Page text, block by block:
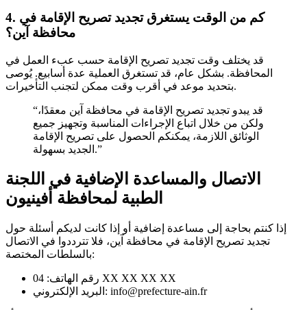
4. كم من الوقت يستغرق تجديد تصريح الإقامة في
محافظة آين؟
قد يختلف وقت تجديد تصريح الإقامة حسب عبء العمل في
المحافظة. بشكل عام، قد تستغرق العملية عدة أسابيع. يُوصى
بتحديد موعد في أقرب وقت ممكن لتجنب التأخيرات.
“قد يبدو تجديد تصريح الإقامة في محافظة آين معقدًا،
ولكن من خلال اتباع الإجراءات المناسبة وتجهيز جميع
الوثائق اللازمة، يمكنكم الحصول على تصريح الإقامة
الجديد بسهولة.”
الاتصال والمساعدة الإضافية في اللجنة
الطبية لمحافظة أفينيون
إذا كنتم بحاجة إلى مساعدة إضافية أو إذا كانت لديكم أسئلة حول
تجديد تصريح الإقامة في محافظة آين، فلا تترددوا في الاتصال
بالسلطات المختصة:
رقم الهاتف: 04 XX XX XX XX
البريد الإلكتروني: info@prefecture-ain.fr